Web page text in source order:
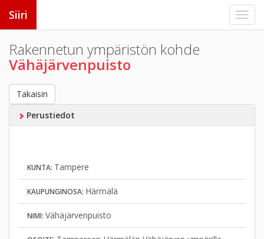
Siiri
Rakennetun ympäristön kohde
Vähäjärvenpuisto
Takaisin
Perustiedot
KUNTA: Tampere
KAUPUNGINOSA: Härmälä
NIMI: Vähäjärvenpuisto